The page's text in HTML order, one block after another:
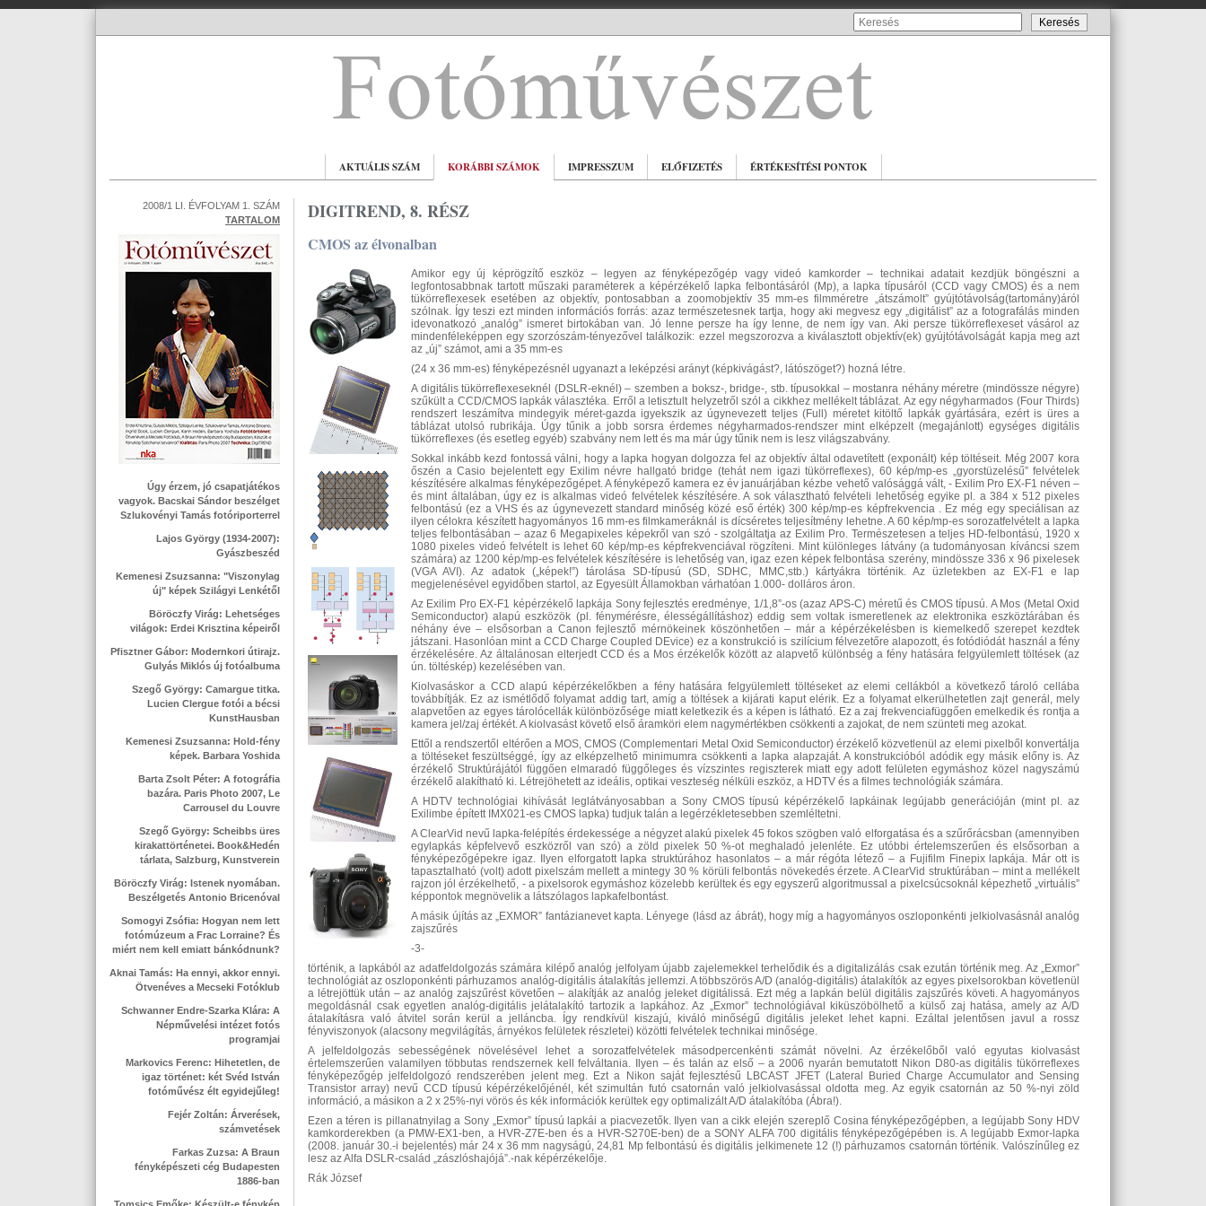
AKTUÁLIS SZÁM KORÁBBI SZÁMOK IMPRESSZUM ELŐFIZETÉS ÉRTÉKESÍTÉSI PONTOK
2008/1 LI. ÉVFOLYAM 1. SZÁM
TARTALOM
Úgy érzem, jó csapatjátékos
vagyok. Bacskai Sándor beszélget
Szlukovényi Tamás fotóriporterrel
Lajos György (1934-2007):
Gyászbeszéd
Kemenesi Zsuzsanna: "Viszonylag
új" képek Szilágyi Lenkétől
Böröczfy Virág: Lehetséges
világok: Erdei Krisztina képeiről
Pfisztner Gábor: Modernkori útirajz.
Gulyás Miklós új fotóalbuma
Szegő György: Camargue titka.
Lucien Clergue fotói a bécsi
KunstHausban
Kemenesi Zsuzsanna: Hold-fény
képek. Barbara Yoshida
Barta Zsolt Péter: A fotográfia
bazára. Paris Photo 2007, Le
Carrousel du Louvre
Szegő György: Scheibbs üres
kirakattörténetei. Book&Hedén
tárlata, Salzburg, Kunstverein
Böröczfy Virág: Istenek nyomában.
Beszélgetés Antonio Bricenóval
Somogyi Zsófia: Hogyan nem lett
fotómúzeum a Frac Lorraine? És
miért nem kell emiatt bánkódnunk?
Aknai Tamás: Ha ennyi, akkor ennyi.
Ötvenéves a Mecseki Fotóklub
Schwanner Endre-Szarka Klára: A
Népművelési intézet fotós
programjai
Markovics Ferenc: Hihetetlen, de
igaz történet: két Svéd István
fotóművész élt egyidejűleg!
Fejér Zoltán: Árverések,
számvetések
Farkas Zuzsa: A Braun
fényképészeti cég Budapesten
1886-ban
DIGITREND, 8. RÉSZ
CMOS az élvonalban
Amikor egy új képrögzítő eszköz – legyen az fényképezőgép vagy videó kamkorder – technikai adatait kezdjük böngészni a
legfontosabbnak tartott műszaki paraméterek a képérzékelő lapka felbontásáról (Mp), a lapka típusáról (CCD vagy CMOS) és a nem
tükörreflexesek esetében az objektív, pontosabban a zoomobjektív 35 mm-es filmméretre „átszámolt” gyújtótávolság(tartomány)áról
szólnak. Így teszi ezt minden információs forrás: azaz természetesnek tartja, hogy aki megvesz egy „digitálist” az a fotografálás minden
idevonatkozó „analóg” ismeret birtokában van. Jó lenne persze ha így lenne, de nem így van. Aki persze tükörreflexeset vásárol az
mindenféleképpen egy szorzószám-tényezővel találkozik: ezzel megszorozva a kiválasztott objektív(ek) gyújtótávolságát kapja meg azt
az „új” számot, ami a 35 mm-es
(24 x 36 mm-es) fényképezésnél ugyanazt a leképzési arányt (képkivágást?, látószöget?) hozná létre.
A digitális tükörreflexeseknél (DSLR-eknél) – szemben a boksz-, bridge-, stb. típusokkal – mostanra néhány méretre (mindössze négyre)
szűkült a CCD/CMOS lapkák választéka. Erről a letisztult helyzetről szól a cikkhez mellékelt táblázat. Az egy négyharmados (Four Thirds)
rendszert leszámítva mindegyik méret-gazda igyekszik az úgynevezett teljes (Full) méretet kitöltő lapkák gyártására, ezért is üres a
táblázat utolsó rubrikája. Úgy tűnik a jobb sorsra érdemes négyharmados-rendszer mint elképzelt (megajánlott) egységes digitális
tükörreflexes (és esetleg egyéb) szabvány nem lett és ma már úgy tűnik nem is lesz világszabvány.
Sokkal inkább kezd fontossá válni, hogy a lapka hogyan dolgozza fel az objektív által odavetített (exponált) kép töltéseit. Még 2007 kora
őszén a Casio bejelentett egy Exilim névre hallgató bridge (tehát nem igazi tükörreflexes), 60 kép/mp-es „gyorstüzelésű” felvételek
készítésére alkalmas fényképezőgépet. A fényképező kamera ez év januárjában kézbe vehető valósággá vált, - Exilim Pro EX-F1 néven –
és mint általában, úgy ez is alkalmas videó felvételek készítésére. A sok választható felvételi lehetőség egyike pl. a 384 x 512 pixeles
felbontású (ez a VHS és az úgynevezett standard minőség közé eső érték) 300 kép/mp-es képfrekvencia . Ez még egy speciálisan az
ilyen célokra készített hagyományos 16 mm-es filmkameráknál is dícséretes teljesítmény lehetne. A 60 kép/mp-es sorozatfelvételt a lapka
teljes felbontásában – azaz 6 Megapixeles képekről van szó - szolgáltatja az Exilim Pro. Természetesen a teljes HD-felbontású, 1920 x
1080 pixeles videó felvételt is lehet 60 kép/mp-es képfrekvenciával rögzíteni. Mint különleges látvány (a tudományosan kíváncsi szem
számára) az 1200 kép/mp-es felvételek készítésére is lehetőség van, igaz ezen képek felbontása szerény, mindössze 336 x 96 pixelesek
(VGA AVI). Az adatok („képek!”) tárolása SD-típusú (SD, SDHC, MMC,stb.) kártyákra történik. Az üzletekben az EX-F1 e lap
megjelenésével egyidőben startol, az Egyesült Államokban várhatóan 1.000- dolláros áron.
Az Exilim Pro EX-F1 képérzékelő lapkája Sony fejlesztés eredménye, 1/1,8”-os (azaz APS-C) méretű és CMOS típusú. A Mos (Metal Oxid
Semiconductor) alapú eszközök (pl. fénymérésre, élességállításhoz) eddig sem voltak ismeretlenek az elektronika eszköztárában és
néhány éve – elsősorban a Canon fejlesztő mérnökeinek köszönhetően – már a képérzékelésben is kiemelkedő szerepet kezdtek
játszani. Hasonlóan mint a CCD Charge Coupled DEvice) ez a konstrukció is szilícium félvezetőre alapozott, és fotódiódát használ a fény
érzékelésére. Az általánosan elterjedt CCD és a Mos érzékelők között az alapvető különbség a fény hatására felgyülemlett töltések (az
ún. töltéskép) kezelésében van.
Kiolvasáskor a CCD alapú képérzékelőkben a fény hatására felgyülemlett töltéseket az elemi cellákból a következő tároló cellába
továbbítják. Ez az ismétlődő folyamat addig tart, amíg a töltések a kijárati kaput elérik. Ez a folyamat elkerülhetetlen zajt generál, mely
alapvetően az egyes tárolócellák különbözősége miatt keletkezik és a képen is látható. Ez a zaj frekvenciafüggően emelkedik és rontja a
kamera jel/zaj értékét. A kiolvasást követő első áramköri elem nagymértékben csökkenti a zajokat, de nem szünteti meg azokat.
Ettől a rendszertől eltérően a MOS, CMOS (Complementari Metal Oxid Semiconductor) érzékelő közvetlenül az elemi pixelből konvertálja
a töltéseket feszültséggé, így az elképzelhető minimumra csökkenti a lapka alapzaját. A konstrukcióból adódik egy másik előny is. Az
érzékelő Struktúrájától függően elmaradó függőleges és vízszintes regiszterek miatt egy adott felületen egymáshoz közel nagyszámú
érzékelő alakítható ki. Létrejöhetett az ideális, optikai veszteség nélküli eszköz, a HDTV és a filmes technológiák számára.
A HDTV technológiai kihívását leglátványosabban a Sony CMOS típusú képérzékelő lapkáinak legújabb generációján (mint pl. az
Exilimbe épített IMX021-es CMOS lapka) tudjuk talán a legérzékletesebben szemléltetni.
A ClearVid nevű lapka-felépítés érdekessége a négyzet alakú pixelek 45 fokos szögben való elforgatása és a szűrőrácsban (amennyiben
egylapkás képfelvevő eszközről van szó) a zöld pixelek 50 %-ot meghaladó jelenléte. Ez utóbbi értelemszerűen és elsősorban a
fényképezőgépekre igaz. Ilyen elforgatott lapka struktúrához hasonlatos – a már régóta létező – a Fujifilm Finepix lapkája. Már ott is
tapasztalható (volt) adott pixelszám mellett a mintegy 30 % körüli felbontás növekedés érzete. A ClearVid struktúrában – mint a mellékelt
rajzon jól érzékelhető, - a pixelsorok egymáshoz közelebb kerültek és egy egyszerű algoritmussal a pixelcsúcsoknál képezhető „virtuális”
képpontok megnövelik a látszólagos lapkafelbontást.
A másik újítás az „EXMOR” fantázianevet kapta. Lényege (lásd az ábrát), hogy míg a hagyományos oszloponkénti jelkiolvasásnál analóg
zajszűrés
-3-
történik, a lapkából az adatfeldolgozás számára kilépő analóg jelfolyam újabb zajelemekkel terhelődik és a digitalizálás csak ezután történik meg. Az „Exmor”
technológiát az oszloponkénti párhuzamos analóg-digitális átalakítás jellemzi. A többszörös A/D (analóg-digitális) átalakítók az egyes pixelsorokban követlenül
a létrejöttük után – az analóg zajszűrést követően – alakítják az analóg jeleket digitálissá. Ezt még a lapkán belül digitális zajszűrés követi. A hagyományos
megoldásnál csak egyetlen analóg-digitális jelátalakító tartozik a lapkához. Az „Exmor” technológiával kiküszöbölhető a külső zaj hatása, amely az A/D
átalakításra való átvitel során kerül a jelláncba. Így rendkívül kiszajú, kiváló minőségű digitális jeleket lehet kapni. Ezáltal jelentősen javul a rossz
fényviszonyok (alacsony megvilágítás, árnyékos felületek részletei) közötti felvételek technikai minősége.
A jelfeldolgozás sebességének növelésével lehet a sorozatfelvételek másodpercenkénti számát növelni. Az érzékelőből való egyutas kiolvasást
értelemszerűen valamilyen többutas rendszernek kell felváltania. Ilyen – és talán az első – a 2006 nyarán bemutatott Nikon D80-as digitális tükörreflexes
fényképezőgép jelfeldolgozó rendszerében jelent meg. Ezt a Nikon saját fejlesztésű LBCAST JFET (Lateral Buried Charge Accumulator and Sensing
Transistor array) nevű CCD típusú képérzékelőjénél, két szimultán futó csatornán való jelkiolvasással oldotta meg. Az egyik csatornán az 50 %-nyi zöld
információ, a másikon a 2 x 25%-nyi vörös és kék információk kerültek egy optimalizált A/D átalakítóba (Ábra!).
Ezen a téren is pillanatnyilag a Sony „Exmor” típusú lapkái a piacvezetők. Ilyen van a cikk elején szereplő Cosina fényképezőgépben, a legújabb Sony HDV
kamkorderekben (a PMW-EX1-ben, a HVR-Z7E-ben és a HVR-S270E-ben) de a SONY ALFA 700 digitális fényképezőgépében is. A legújabb Exmor-lapka
(2008. január 30.-i bejelentés) már 24 x 36 mm nagyságú, 24,81 Mp felbontású és digitális jelkimenete 12 (!) párhuzamos csatornán történik. Valószínűleg ez
lesz az Alfa DSLR-család „zászlóshajójá”.-nak képérzékelője.
Rák József